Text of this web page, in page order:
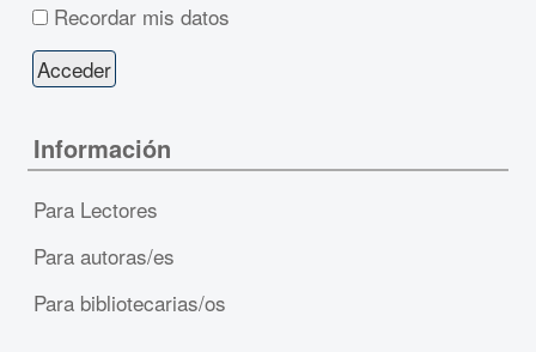
Recordar mis datos
Información
Para Lectores
Para autoras/es
Para bibliotecarias/os